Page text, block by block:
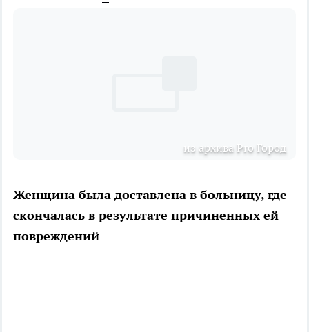
из архива Pro Город
Женщина была доставлена в больницу, где
скончалась в результате причиненных ей
повреждений